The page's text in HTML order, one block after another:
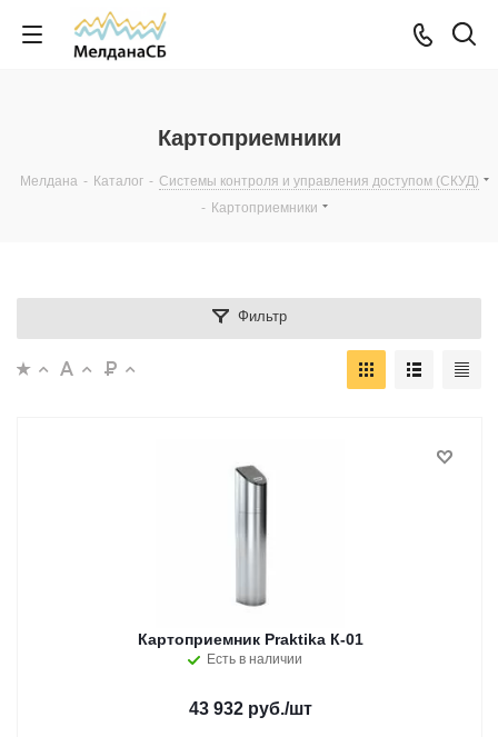
Картоприемники
Мелдана - Каталог - Системы контроля и управления доступом (СКУД)
- Картоприемники
Фильтр
Картоприемник Praktika К-01
Есть в наличии
43 932 руб./шт